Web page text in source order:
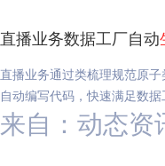
直播业务数据工厂自动
直播业务通过类梳理规范原
自动编写代码，快速满足数
来自：动态资